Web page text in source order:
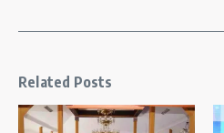
Related Posts